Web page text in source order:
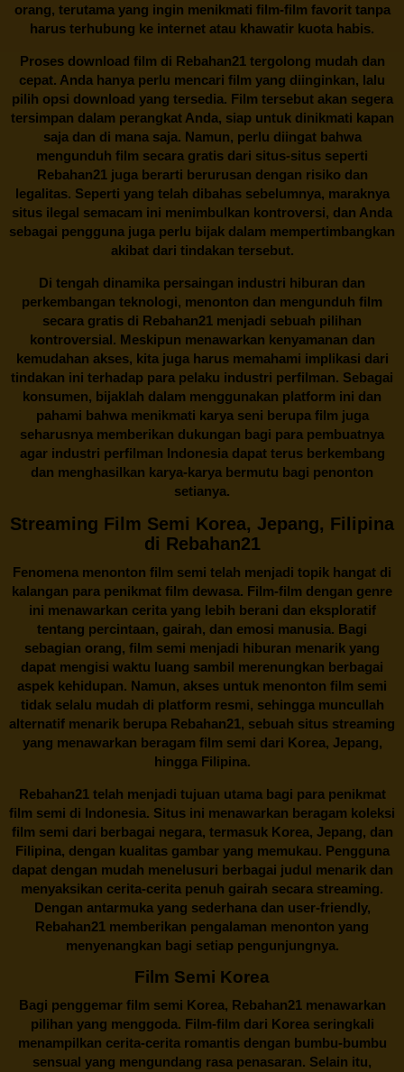
orang, terutama yang ingin menikmati film-film favorit tanpa
harus terhubung ke internet atau khawatir kuota habis.
Proses download film di Rebahan21tergolong mudah dan
cepat. Anda hanya perlu mencari film yang diinginkan, lalu
pilih opsi download yang tersedia. Film tersebut akan segera
tersimpan dalam perangkat Anda, siap untuk dinikmati kapan
saja dan di mana saja. Namun, perlu diingat bahwa
mengunduh film secara gratis dari situs-situs seperti
Rebahan21 juga berarti berurusan dengan risiko dan
legalitas. Seperti yang telah dibahas sebelumnya, maraknya
situs ilegal semacam ini menimbulkan kontroversi, dan Anda
sebagai pengguna juga perlu bijak dalam mempertimbangkan
akibat dari tindakan tersebut.
Di tengah dinamika persaingan industri hiburan dan
perkembangan teknologi, menonton dan mengunduh film
secara gratis di Rebahan21 menjadi sebuah pilihan
kontroversial. Meskipun menawarkan kenyamanan dan
kemudahan akses, kita juga harus memahami implikasi dari
tindakan ini terhadap para pelaku industri perfilman. Sebagai
konsumen, bijaklah dalam menggunakan platform ini dan
pahami bahwa menikmati karya seni berupa film juga
seharusnya memberikan dukungan bagi para pembuatnya
agar industri perfilman Indonesia dapat terus berkembang
dan menghasilkan karya-karya bermutu bagi penonton
setianya.
Streaming Film Semi Korea, Jepang, Filipina
di Rebahan21
Fenomena menonton film semi telah menjadi topik hangat di
kalangan para penikmat film dewasa. Film-film dengan genre
ini menawarkan cerita yang lebih berani dan eksploratif
tentang percintaan, gairah, dan emosi manusia. Bagi
sebagian orang, film semi menjadi hiburan menarik yang
dapat mengisi waktu luang sambil merenungkan berbagai
aspek kehidupan. Namun, akses untuk menonton film semi
tidak selalu mudah di platform resmi, sehingga muncullah
alternatif menarik berupa Rebahan21, sebuah situs streaming
yang menawarkan beragam film semi dari Korea, Jepang,
hingga Filipina.
Rebahan21telah menjadi tujuan utama bagi para penikmat
film semi di Indonesia. Situs ini menawarkan beragam koleksi
film semi dari berbagai negara, termasuk Korea, Jepang, dan
Filipina, dengan kualitas gambar yang memukau. Pengguna
dapat dengan mudah menelusuri berbagai judul menarik dan
menyaksikan cerita-cerita penuh gairah secara streaming.
Dengan antarmuka yang sederhana dan user-friendly,
Rebahan21 memberikan pengalaman menonton yang
menyenangkan bagi setiap pengunjungnya.
Film Semi Korea
Bagi penggemar film semi Korea, Rebahan21menawarkan
pilihan yang menggoda. Film-film dari Korea seringkali
menampilkan cerita-cerita romantis dengan bumbu-bumbu
sensual yang mengundang rasa penasaran. Selain itu,